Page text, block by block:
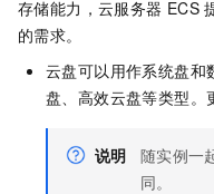
存储能力，云服务器 ECS
的需求。
云盘可以用作系统盘和
盘、高效云盘等类型。
说明
随实例一
同。